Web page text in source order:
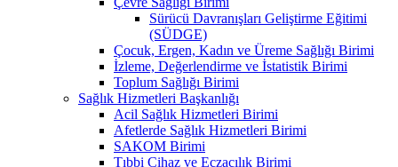
Sürücü Davranışları Geliştirme Eğitimi
(SÜDGE)
Çocuk, Ergen, Kadın ve Üreme Sağlığı Birimi
İzleme, Değerlendirme ve İstatistik Birimi
Toplum Sağlığı Birimi
Sağlık Hizmetleri Başkanlığı
Acil Sağlık Hizmetleri Birimi
Afetlerde Sağlık Hizmetleri Birimi
SAKOM Birimi
Tıbbi Cihaz ve Eczacılık Birimi